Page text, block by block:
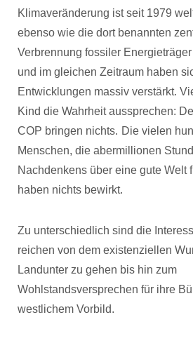
Klimaveränderung ist seit 1979
ebenso wie die dort benannten
Verbrennung fossiler
und im gleichen Zeitraum haben
Entwicklungen massiv verstärkt.
Kind die Wahrheit aussprechen:
COP bringen nichts. Die vielen
Menschen, die abermillionen
Nachdenkens über eine gute Welt
haben nichts bewirkt.
Zu unterschiedlich sind die
reichen von dem existenziellen
Landunter zu gehen bis hin zum
Wohlstandsversprechen für ihre
westlichem Vorbild.